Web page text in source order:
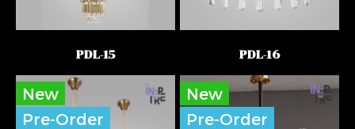
PDL-15 PDL-16
New
Pre-Order
New
Pre-Order